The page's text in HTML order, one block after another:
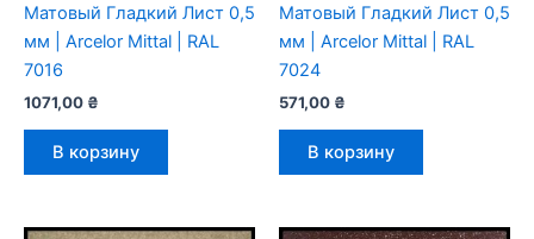
Mатовый Гладкий Лист 0,5
мм | Arcelor Mittal | RAL
7016
1071,00 ₴
В корзину
Mатовый Гладкий Лист 0,5
мм | Arcelor Mittal | RAL
7024
571,00 ₴
В корзину